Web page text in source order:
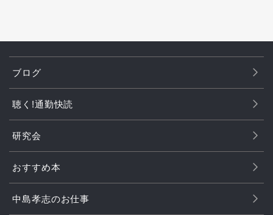
ブログ
聴く!通勤快読
研究会
おすすめ本
中島孝志のお仕事